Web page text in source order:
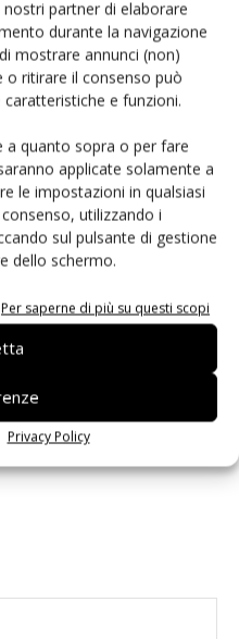
partner di elaborare
durante la navigazione
mostrare annunci (non)
o ritirare il consenso può
e funzioni.
a quanto sopra o per fare
applicate solamente a
le impostazioni in qualsiasi
utilizzando i
sul pulsante di gestione
dello schermo.
Per saperne di più su questi scopi
Privacy Policy
la piattaforma
3
9601GCI da 90W
i compilatori
e la suite Machine